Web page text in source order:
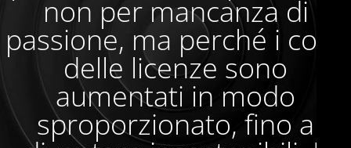
non per mancanza di
passione, ma perché i costi
delle licenze sono
aumentati in modo
sproporzionato, fino a